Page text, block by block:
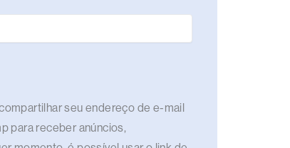
seu endereço de e-mail
para receber anúncios,